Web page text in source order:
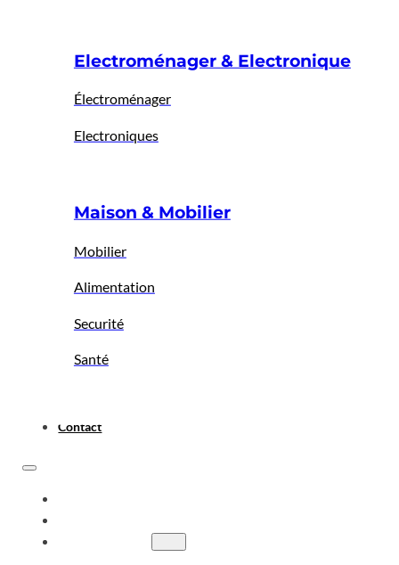
Electroménager & Electronique
Électroménager
Electroniques
Maison & Mobilier
Mobilier
Alimentation
Securité
Santé
Contact